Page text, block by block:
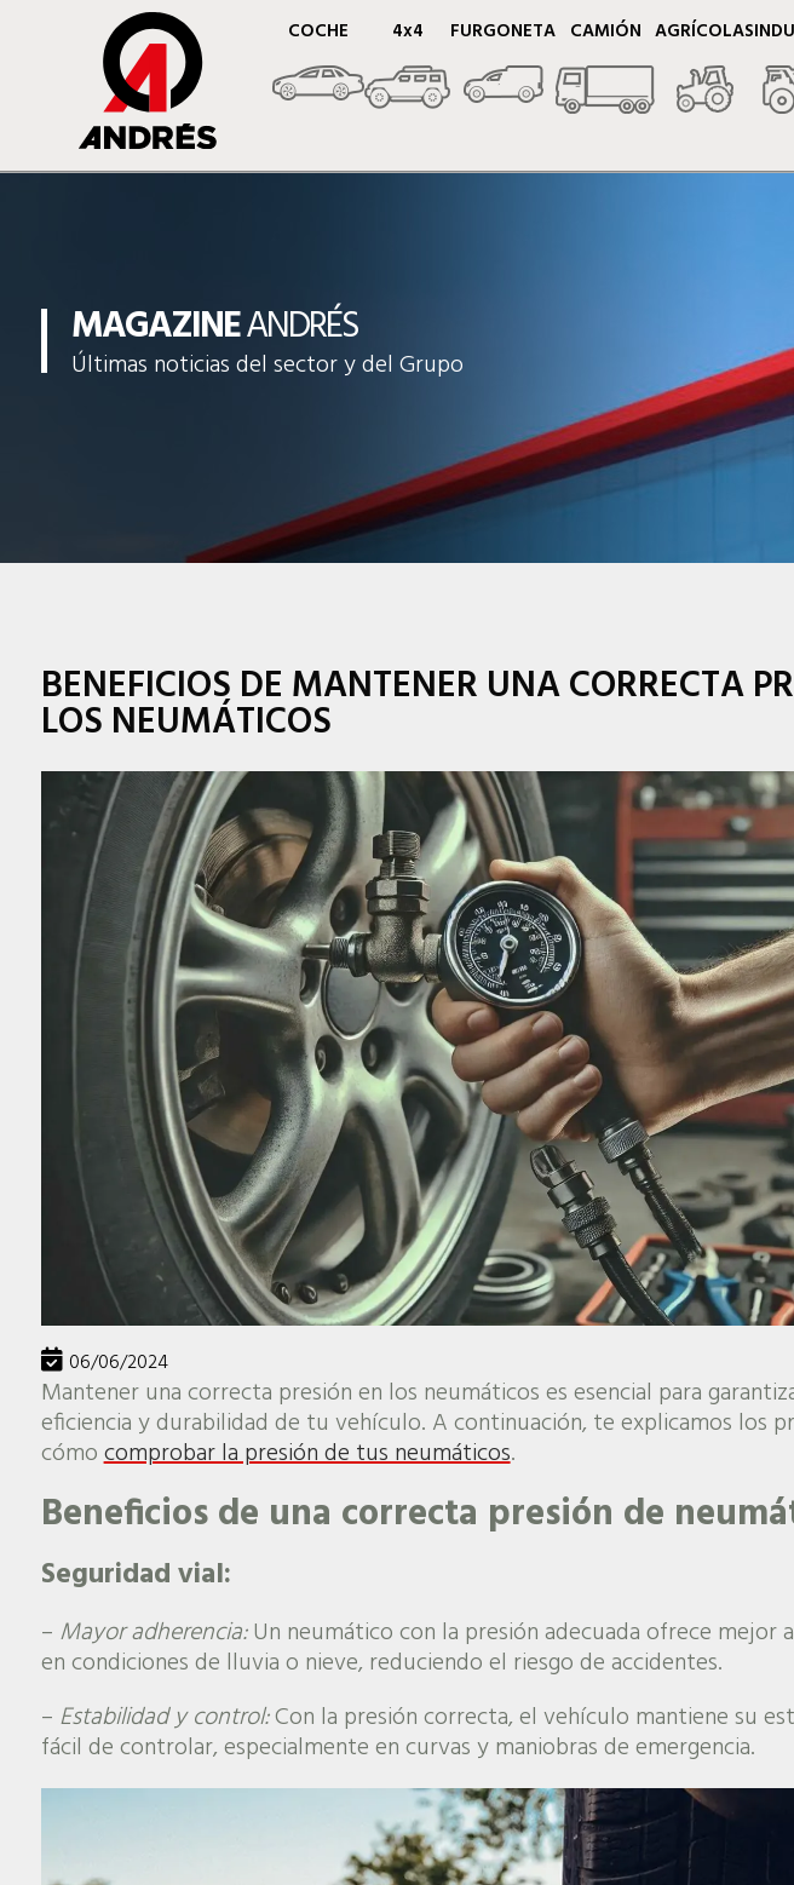
COCHE 4x4 FURGONETA CAMIÓN AGRÍCOLAS
MAGAZINEANDRÉS
Últimas noticias del sector y del Grupo
BENEFICIOS DE MANTENER UNA CORRECTA
LOS NEUMÁTICOS
06/06/2024
Mantener una correcta presión en los neumáticos es esencial para
eficiencia y durabilidad de tu vehículo. A continuación, te explicamos los
cómocomprobar la presión de tus neumáticos.
Beneficios de una correcta presión de
Seguridad vial:
– Mayor adherencia:Un neumático con la presión adecuada ofrece mejor
en condiciones de lluvia o nieve, reduciendo el riesgo de accidentes.
– Estabilidad y control:Con la presión correcta, el vehículo mantiene su
fácil de controlar, especialmente en curvas y maniobras de emergencia.